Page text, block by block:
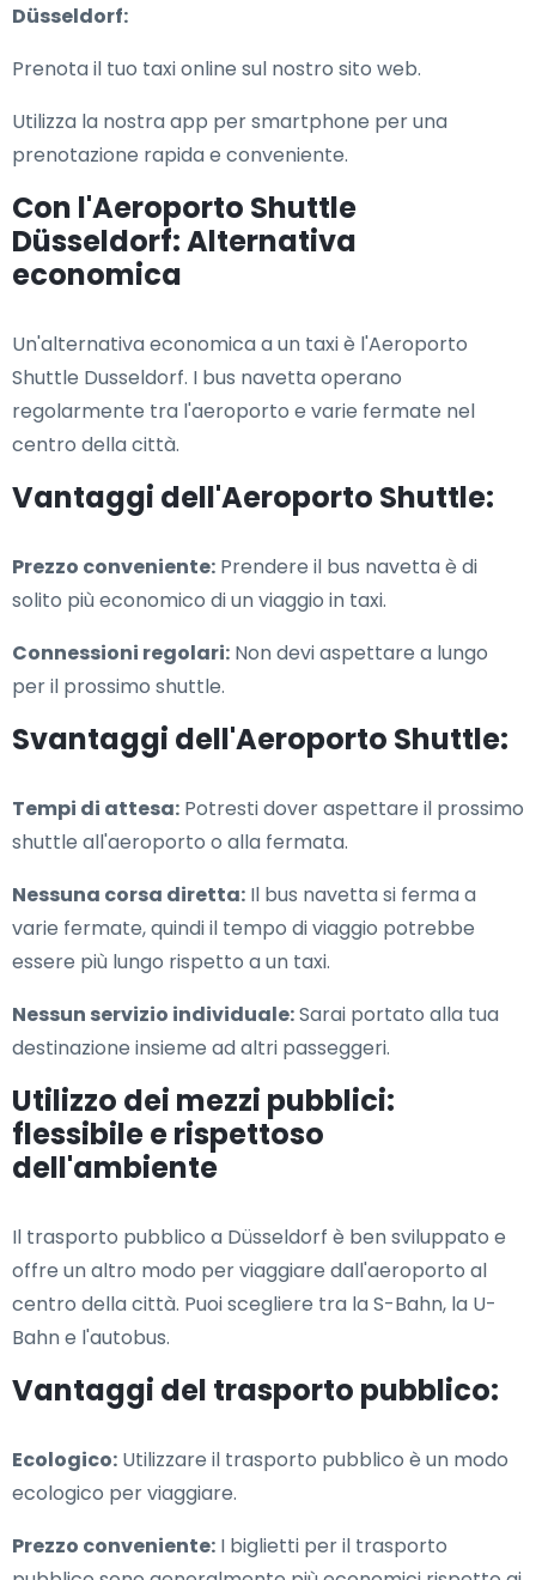
Düsseldorf:
Prenota il tuo taxi online sul nostro sito web.
Utilizza la nostra app per smartphone per una
prenotazione rapida e conveniente.
Con l'Aeroporto Shuttle
Düsseldorf: Alternativa
economica
Un'alternativa economica a un taxi è l'Aeroporto
Shuttle Dusseldorf. I bus navetta operano
regolarmente tra l'aeroporto e varie fermate nel
centro della città.
Vantaggi dell'Aeroporto Shuttle:
Prezzo conveniente: Prendere il bus navetta è di
solito più economico di un viaggio in taxi.
Connessioni regolari: Non devi aspettare a lungo
per il prossimo shuttle.
Svantaggi dell'Aeroporto Shuttle:
Tempi di attesa: Potresti dover aspettare il prossimo
shuttle all'aeroporto o alla fermata.
Nessuna corsa diretta: Il bus navetta si ferma a
varie fermate, quindi il tempo di viaggio potrebbe
essere più lungo rispetto a un taxi.
Nessun servizio individuale:Sarai portato alla tua
destinazione insieme ad altri passeggeri.
Utilizzo dei mezzi pubblici:
flessibile e rispettoso
dell'ambiente
Il trasporto pubblico a Düsseldorf è ben sviluppato e
offre un altro modo per viaggiare dall'aeroporto al
centro della città. Puoi scegliere tra la S-Bahn, la U-
Bahn e l'autobus.
Vantaggi del trasporto pubblico:
Ecologico: Utilizzare il trasporto pubblico è un modo
ecologico per viaggiare.
Prezzo conveniente: I biglietti per il trasporto